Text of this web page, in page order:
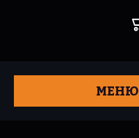
МЕНЮ